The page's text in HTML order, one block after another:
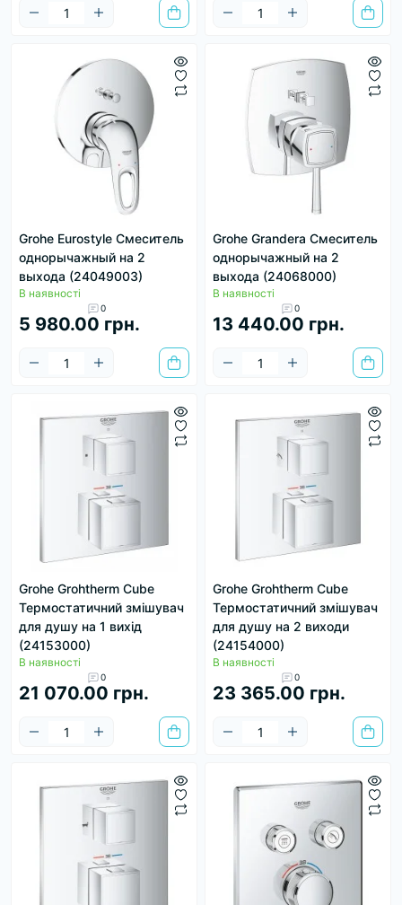
Grohe Eurostyle Смеситель
однорычажный на 2
выхода (24049003)
В наявності
0
5 980.00 грн.
Grohe Grandera Смеситель
однорычажный на 2
выхода (24068000)
В наявності
0
13 440.00 грн.
Grohe Grohtherm Cube
Термостатичний змішувач
для душу на 1 вихід
(24153000)
В наявності
0
21 070.00 грн.
Grohe Grohtherm Cube
Термостатичний змішувач
для душу на 2 виходи
(24154000)
В наявності
0
23 365.00 грн.